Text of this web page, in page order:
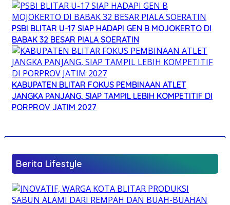
PSBI BLITAR U-17 SIAP HADAPI GEN B MOJOKERTO DI
BABAK 32 BESAR PIALA SOERATIN
KABUPATEN BLITAR FOKUS PEMBINAAN ATLET
JANGKA PANJANG, SIAP TAMPIL LEBIH KOMPETITIF DI
PORPROV JATIM 2027
Berita Lifestyle